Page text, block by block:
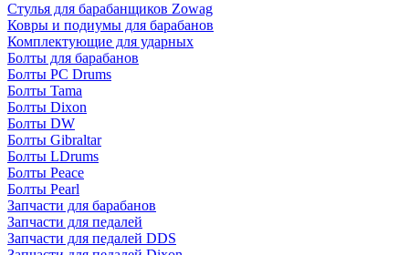
Стулья для барабанщиков Zowag
Ковры и подиумы для барабанов
Комплектующие для ударных
Болты для барабанов
Болты PC Drums
Болты Tama
Болты Dixon
Болты DW
Болты Gibraltar
Болты LDrums
Болты Peace
Болты Pearl
Запчасти для барабанов
Запчасти для педалей
Запчасти для педалей DDS